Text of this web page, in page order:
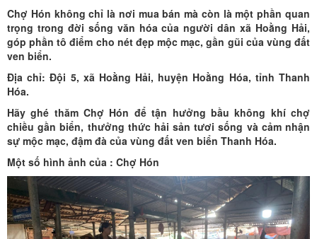
Chợ Hón không chỉ là nơi mua bán mà còn là một phần quan
trọng trong đời sống văn hóa của người dân xã Hoằng Hải,
góp phần tô điểm cho nét đẹp mộc mạc, gần gũi của vùng đất
ven biển.
Địa chỉ: Đội 5, xã Hoằng Hải, huyện Hoằng Hóa, tỉnh Thanh
Hóa.
Hãy ghé thăm Chợ Hón để tận hưởng bầu không khí chợ
chiều gần biển, thưởng thức hải sản tươi sống và cảm nhận
sự mộc mạc, đậm đà của vùng đất ven biển Thanh Hóa.
Một số hình ảnh của : Chợ Hón